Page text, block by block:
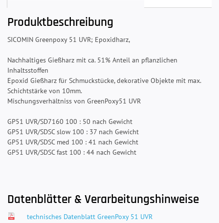
Produktbeschreibung
SICOMIN Greenpoxy 51 UVR; Epoxidharz,
Nachhaltiges Gießharz mit ca. 51% Anteil an pflanzlichen
Inhaltsstoffen
Epoxid Gießharz für Schmuckstücke, dekorative Objekte mit max.
Schichtstärke von 10mm.
Mischungsverhältniss von GreenPoxy51 UVR
GP51 UVR/SD7160 100 : 50 nach Gewicht
GP51 UVR/SDSC slow 100 : 37 nach Gewicht
GP51 UVR/SDSC med 100 : 41 nach Gewicht
GP51 UVR/SDSC fast 100 : 44 nach Gewicht
Datenblätter & Verarbeitungshinweise
technisches Datenblatt GreenPoxy 51 UVR